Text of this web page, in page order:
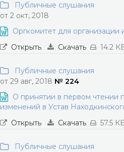
Публичные слушания
от 2 окт, 2018
Оргкомитет для
Открыть
Скачать 14.2
Публичные слушания
от 29 авг, 2018 № 224
О принятии в первом чтении
изменений в Устав
Открыть
Скачать 57.5
Публичные слушания